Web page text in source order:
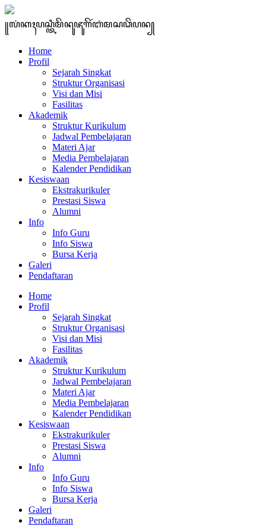
꧋ꦭꦁꦏꦃꦥꦱ꧀ꦠꦶꦩꦼꦤꦸꦗꦸꦒꦼꦂꦧꦁꦩꦱꦣꦼꦥꦤ꧀
Home
Profil
Sejarah Singkat
Struktur Organisasi
Visi dan Misi
Fasilitas
Akademik
Struktur Kurikulum
Jadwal Pembelajaran
Materi Ajar
Media Pembelajaran
Kalender Pendidikan
Kesiswaan
Ekstrakurikuler
Prestasi Siswa
Alumni
Info
Info Guru
Info Siswa
Bursa Kerja
Galeri
Pendaftaran
Home
Profil
Sejarah Singkat
Struktur Organisasi
Visi dan Misi
Fasilitas
Akademik
Struktur Kurikulum
Jadwal Pembelajaran
Materi Ajar
Media Pembelajaran
Kalender Pendidikan
Kesiswaan
Ekstrakurikuler
Prestasi Siswa
Alumni
Info
Info Guru
Info Siswa
Bursa Kerja
Galeri
Pendaftaran